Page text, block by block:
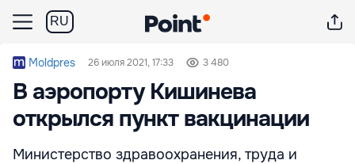
RU
Moldpres 26 июля 2021, 17:33 3 480
В аэропорту Кишинева
открылся пункт вакцинации
Министерство здравоохранения, труда и